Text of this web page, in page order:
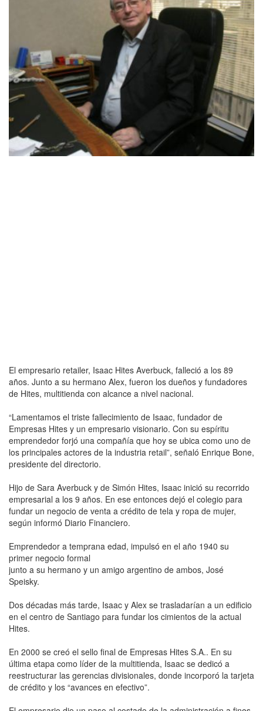
El empresario retailer, Isaac Hites Averbuck, falleció a los 89
años. Junto a su hermano Alex, fueron los dueños y fundadores
de Hites, multitienda con alcance a nivel nacional.
“Lamentamos el triste fallecimiento de Isaac, fundador de
Empresas Hites y un empresario visionario. Con su espíritu
emprendedor forjó una compañía que hoy se ubica como uno de
los principales actores de la industria retail”, señaló Enrique Bone,
presidente del directorio.
Hijo de Sara Averbuck y de Simón Hites, Isaac inició su recorrido
empresarial a los 9 años. En ese entonces dejó el colegio para
fundar un negocio de venta a crédito de tela y ropa de mujer,
según informó Diario Financiero.
Emprendedor a temprana edad, impulsó en el año 1940 su
primer negocio formal
junto a su hermano y un amigo argentino de ambos, José
Speisky.
Dos décadas más tarde, Isaac y Alex se trasladarían a un edificio
en el centro de Santiago para fundar los cimientos de la actual
Hites.
En 2000 se creó el sello final de Empresas Hites S.A.. En su
última etapa como líder de la multitienda, Isaac se dedicó a
reestructurar las gerencias divisionales, donde incorporó la tarjeta
de crédito y los “avances en efectivo”.